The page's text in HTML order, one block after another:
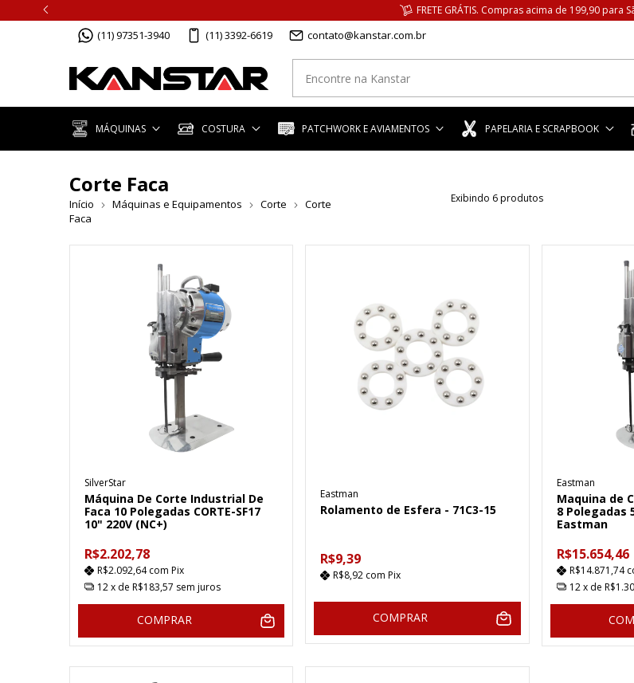
FRETE GRÁTIS. Compras acima de 199,90 para
(11) 97351-3940 (11) 3392-6619 contato@kanstar.com.br
MÁQUINAS COSTURA PATCHWORK E AVIAMENTOS PAPELARIA E SCRAPBOOK
Corte Faca
Início Máquinas e Equipamentos Corte
Corte
Faca
Exibindo 6 produtos
SilverStar
Máquina De Corte Industrial De
Faca 10 Polegadas CORTE-SF17
10" 220V (NC+)
R$2.202,78
R$2.092,64com Pix
12x de R$183,57 sem juros
COMPRAR
Eastman
Rolamento de Esfera - 71C3-15
R$9,39
R$8,92 com Pix
COMPRAR
Eastman
Maquina de
8 Polegadas
Eastman
R$15.654,46
R$14.871,74
12 x de